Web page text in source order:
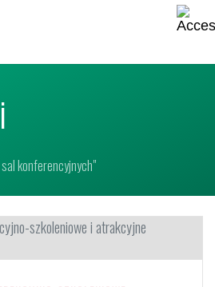
konferencyjnych"